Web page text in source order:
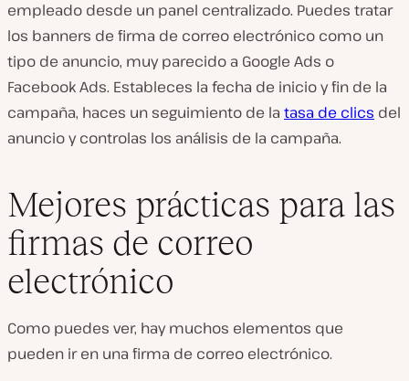
empleado desde un panel centralizado. Puedes tratar
los banners de firma de correo electrónico como un
tipo de anuncio, muy parecido a Google Ads o
Facebook Ads. Estableces la fecha de inicio y fin de la
campaña, haces un seguimiento de la tasa de clics del
anuncio y controlas los análisis de la campaña.
Mejores prácticas para las
firmas de correo
electrónico
Como puedes ver, hay muchos elementos que
pueden ir en una firma de correo electrónico.